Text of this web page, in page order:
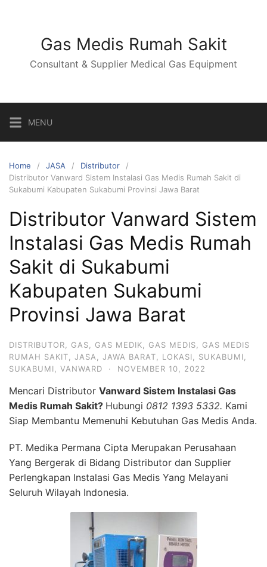
Gas Medis Rumah Sakit
Consultant & Supplier Medical Gas Equipment
MENU
Home JASA
Distributor
Distributor Vanward Sistem Instalasi Gas Medis Rumah Sakit di
Sukabumi Kabupaten Sukabumi Provinsi Jawa Barat
Distributor Vanward Sistem
Instalasi Gas Medis Rumah
Sakit di Sukabumi
Kabupaten Sukabumi
Provinsi Jawa Barat
DISTRIBUTOR GAS GAS MEDIK GAS MEDIS
GAS MEDIS
RUMAH SAKIT
JASA JAWA BARAT LOKASI SUKABUMI
SUKABUMI
VANWARD · NOVEMBER 10, 2022
Mencari Distributor Vanward Sistem Instalasi Gas
Medis Rumah Sakit? Hubungi 0812 1393 5332. Kami
Siap Membantu Memenuhi Kebutuhan Gas Medis Anda.
PT. Medika Permana Cipta Merupakan Perusahaan
Yang Bergerak di Bidang Distributor dan Supplier
Perlengkapan Instalasi Gas Medis Yang Melayani
Seluruh Wilayah Indonesia.